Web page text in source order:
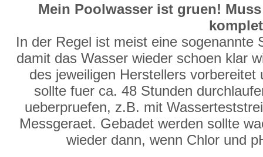
Mein Poolwasser ist gruen!
In der Regel ist meist eine sogenannte
damit das Wasser wieder schoen klar
des jeweiligen Herstellers
sollte fuer ca. 48 Stunden
ueberpruefen, z.B. mit
Messgeraet. Gebadet werden sollte
wieder dann, wenn Chlor und